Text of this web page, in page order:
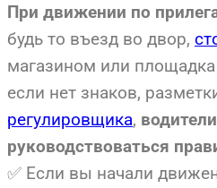
При движении по
будь то въезд во двор,
магазином или
если нет знаков,
регулировщика,
руководствоваться
✅ Если вы начали